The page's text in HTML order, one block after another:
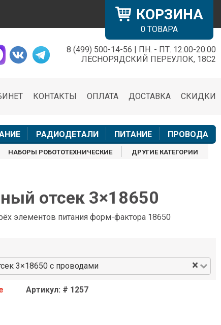
КОРЗИНА
0 ТОВАРА
8 (499) 500-14-56 | ПН. - ПТ. 12:00-20:00
ЛЕСНОРЯДСКИЙ ПЕРЕУЛОК, 18С2
СКИДКИ
ДОСТАВКА
ОПЛАТА
КОНТАКТЫ
РАДИОДЕТАЛИ ПИТАНИЕ ПРОВОДА
НАБОРЫ РОБОТОТЕХНИЧЕСКИЕ ДРУГИЕ КАТЕГОРИИ
отсек 3×18650
элементов питания форм-фактора 18650
3×18650 с проводами
×
Артикул: # 1257